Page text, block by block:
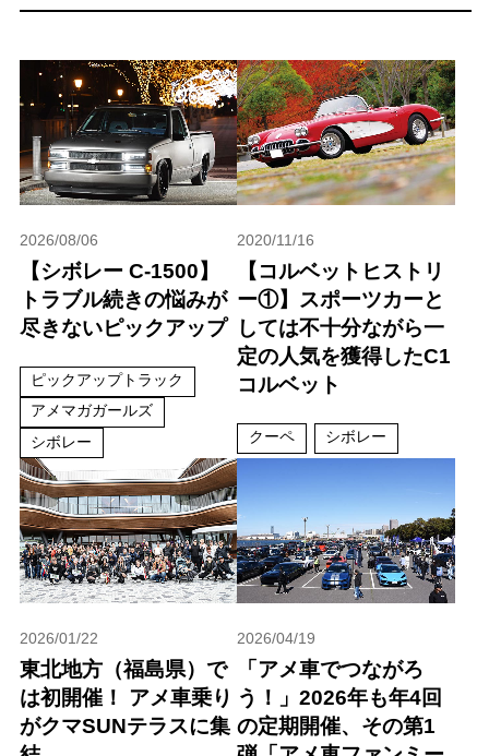
2026/08/06
【シボレー C-1500】
トラブル続きの悩みが
尽きないピックアップ
ピックアップトラック
アメマガガールズ
シボレー
2020/11/16
【コルベットヒストリ
ー①】スポーツカーと
しては不十分ながら一
定の人気を獲得したC1
コルベット
クーペ シボレー
2026/01/22
東北地方（福島県）で
は初開催！ アメ車乗り
がクマSUNテラスに集
2026/04/19
「アメ車でつながろ
う！」2026年も年4回
の定期開催、その第1